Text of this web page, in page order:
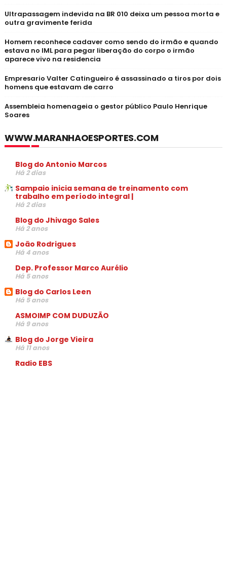
Ultrapassagem indevida na BR 010 deixa um pessoa morta e
outra gravimente ferida
Homem reconhece cadaver como sendo do irmão e quando
estava no IML para pegar liberação do corpo o irmão
aparece vivo na residencia
Empresario Valter Catingueiro é assassinado a tiros por dois
homens que estavam de carro
Assembleia homenageia o gestor público Paulo Henrique
Soares
WWW.MARANHAOESPORTES.COM
Blog do Antonio Marcos
Há 2 dias
Sampaio inicia semana de treinamento com
trabalho em período integral |
Há 2 dias
Blog do Jhivago Sales
Há 2 anos
João Rodrigues
Há 4 anos
Dep. Professor Marco Aurélio
Há 5 anos
Blog do Carlos Leen
Há 5 anos
ASMOIMP COM DUDUZÃO
Há 9 anos
Blog do Jorge Vieira
Há 11 anos
Radio EBS